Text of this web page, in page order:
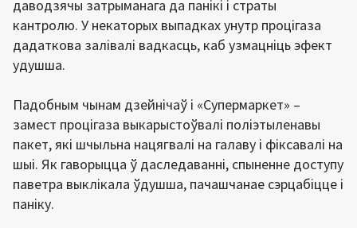
даводзячы затрыманага да панікі і страты
кантролю. У некаторых выпадках унутр процігаза
дадаткова залівалі вадкасць, каб узмацніць эфект
удушша.
Падобным чынам дзейнічаў і «Супермаркет» –
замест процігаза выкарыстоўвалі поліэтыленавы
пакет, які шчыльна нацягвалі на галаву і фіксавалі на
шыі. Як гаворыцца ў даследаванні, спыненне доступу
паветра выклікала ўдушша, пачашчанае сэрцабіцце і
паніку.